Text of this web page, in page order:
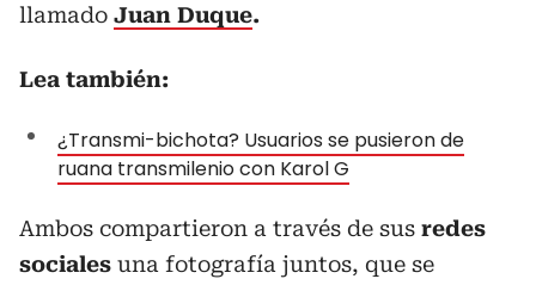
llamado Juan Duque.
Lea también:
¿Transmi-bichota? Usuarios se pusieron de
ruana transmilenio con Karol G
Ambos compartieron a través de sus redes
sociales una fotografía juntos, que se